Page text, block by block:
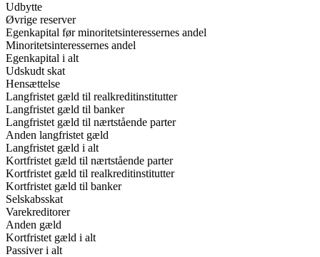
Udbytte
Øvrige reserver
Egenkapital før minoritetsinteressernes andel
Minoritetsinteressernes andel
Egenkapital i alt
Udskudt skat
Hensættelse
Langfristet gæld til realkreditinstitutter
Langfristet gæld til banker
Langfristet gæld til nærtstående parter
Anden langfristet gæld
Langfristet gæld i alt
Kortfristet gæld til nærtstående parter
Kortfristet gæld til realkreditinstitutter
Kortfristet gæld til banker
Selskabsskat
Varekreditorer
Anden gæld
Kortfristet gæld i alt
Passiver i alt